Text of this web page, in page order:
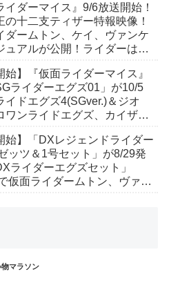
！イダーマイス』9/6放送開始！
の十二支ティザー特報映像！
ダームトン、ケイ、ヴァンケ
ュアルが公開！ライダーは子
始】『仮面ライダーマイス』
ライダーエグズ01」が10/5
イドエグズ4(SGver.)＆ジオ
ワンライドエグズ、カイザ、
始】「DXレジェンドライダー
ッツ＆1号セット」が8/29発
ライダーエグズセット」
仮面ライダームトン、ヴァン
物マラソン